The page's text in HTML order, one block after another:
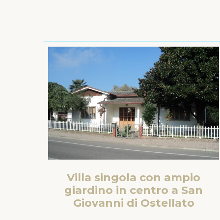
Villa singola con ampio
giardino in centro a San
Giovanni di Ostellato